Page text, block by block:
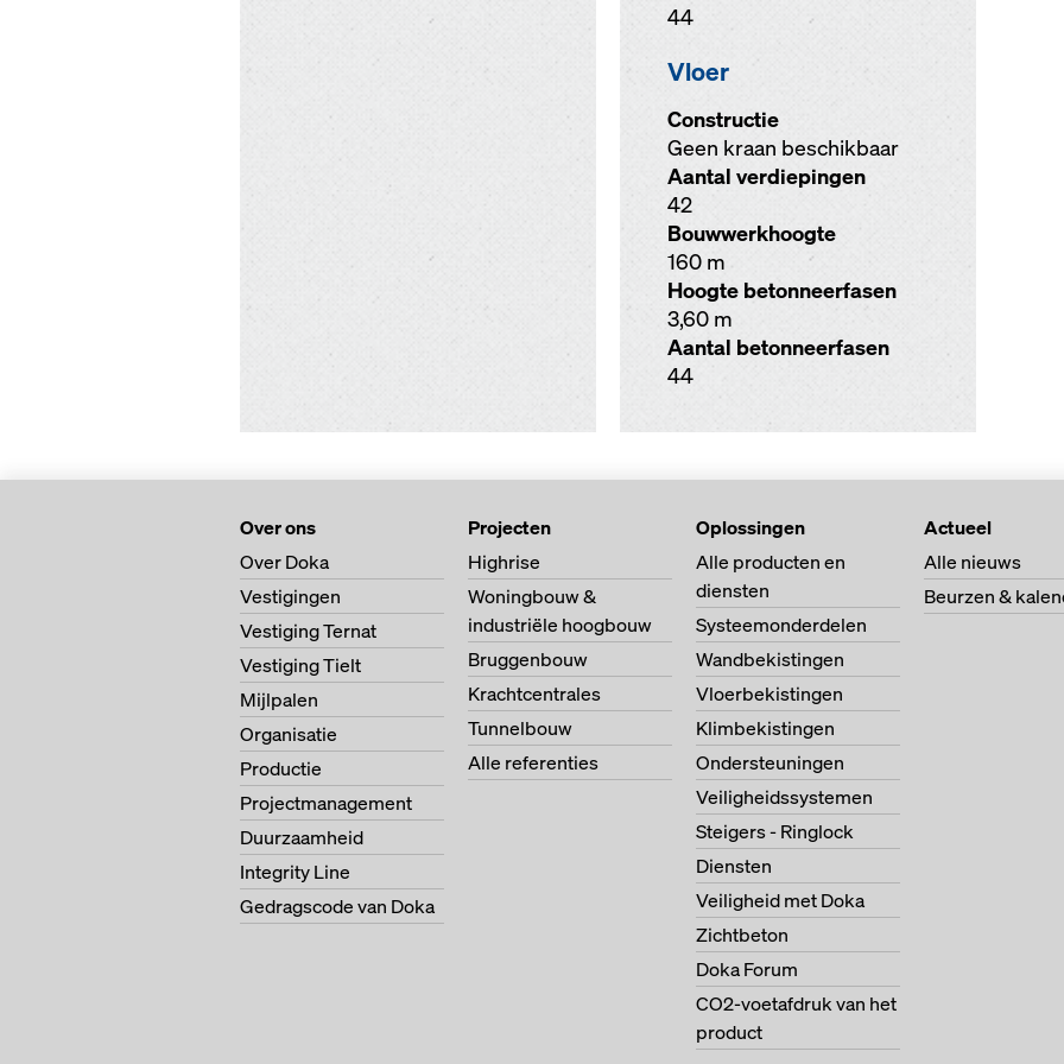
44
Vloer
Constructie
Geen kraan beschikbaar
Aantal verdiepingen
42
Bouwwerkhoogte
160 m
Hoogte betonneerfasen
3,60 m
Aantal betonneerfasen
44
Over ons
Over Doka
Vestigingen
Vestiging Ternat
Vestiging Tielt
Mijlpalen
Organisatie
Productie
Projectmanagement
Duurzaamheid
Integrity Line
Gedragscode van Doka
Projecten
Highrise
Woningbouw &
industriële hoogbouw
Bruggenbouw
Krachtcentrales
Tunnelbouw
Alle referenties
Oplossingen
Alle producten en
diensten
Systeemonderdelen
Wandbekistingen
Vloerbekistingen
Klimbekistingen
Ondersteuningen
Veiligheidssystemen
Steigers - Ringlock
Diensten
Veiligheid met Doka
Zichtbeton
Doka Forum
CO2-voetafdruk van het
product
Actueel
Alle nieuws
Beurzen &